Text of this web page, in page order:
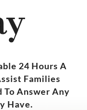
24 Hours A
Families
To Answer Any
Have.